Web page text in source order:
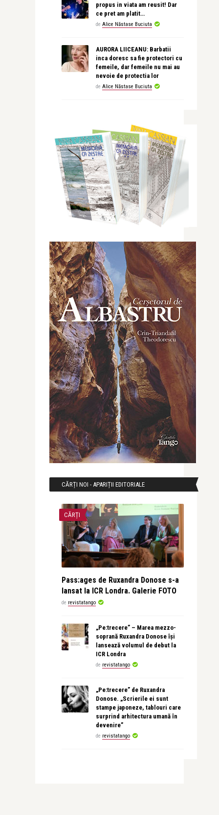
propus in viata am reusit! Dar
ce pret am platit…
de Alice Năstase Buciuta
AURORA LIICEANU: Barbatii
inca doresc sa fie protectori cu
femeile, dar femeile nu mai au
nevoie de protectia lor
de Alice Năstase Buciuta
CĂRȚI NOI - APARIȚII EDITORIALE
CĂRȚI
Pass:ages de Ruxandra Donose s-a
lansat la ICR Londra. Galerie FOTO
de revistatango
„Pe:trecere” – Marea mezzo-
soprană Ruxandra Donose își
lansează volumul de debut la
ICR Londra
de revistatango
„Pe:trecere” de Ruxandra
Donose. „Scrierile ei sunt
stampe japoneze, tablouri care
surprind arhitectura umană în
devenire”
de revistatango